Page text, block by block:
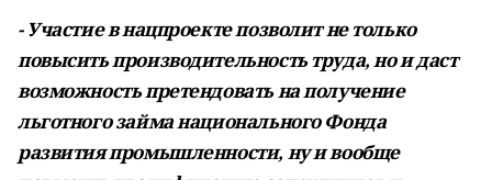
- Участие в нацпроекте позволит не только
повысить производительность труда, но и даст
возможность претендовать на получение
льготного займа национального Фонда
развития промышленности, ну и вообще